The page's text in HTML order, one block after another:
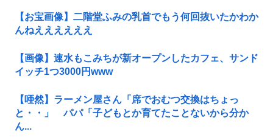
【お宝画像】二階堂ふみの乳首でもう何回抜いたかわか
んねええええええ
【画像】速水もこみちが新オープンしたカフェ、サンド
イッチ1つ3000円www
【唖然】ラーメン屋さん「席でおむつ交換はちょっ
と・・」 パパ「子どもとか育てたことないから分か
ん...